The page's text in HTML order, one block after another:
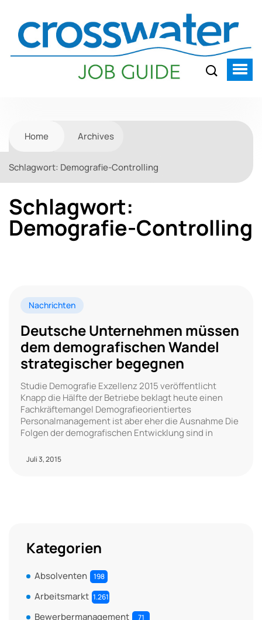
Home Archives
Schlagwort: Demografie-Controlling
Schlagwort:
Demografie-Controlling
Nachrichten
Deutsche Unternehmen müssen
dem demografischen Wandel
strategischer begegnen
Studie Demografie Exzellenz 2015 veröffentlicht
Knapp die Hälfte der Betriebe beklagt heute einen
Fachkräftemangel Demografieorientiertes
Personalmanagement ist aber eher die Ausnahme Die
Folgen der demografischen Entwicklung sind in
Juli 3, 2015
Kategorien
Absolventen 198
Arbeitsmarkt 1.261
Bewerbermanagement 71